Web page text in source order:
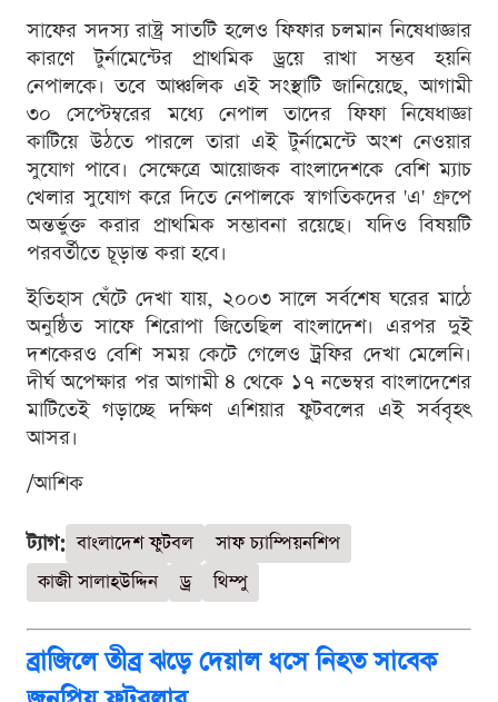
সাফের সদস্য রাষ্ট্র সাতটি হলেও ফিফার চলমান নিষেধাজ্ঞার
কারণে টুর্নামেন্টের প্রাথমিক ড্রয়ে রাখা সম্ভব হয়নি
নেপালকে। তবে আঞ্চলিক এই সংস্থাটি জানিয়েছে, আগামী
৩০ সেপ্টেম্বরের মধ্যে নেপাল তাদের ফিফা নিষেধাজ্ঞা
কাটিয়ে উঠতে পারলে তারা এই টুর্নামেন্টে অংশ নেওয়ার
সুযোগ পাবে। সেক্ষেত্রে আয়োজক বাংলাদেশকে বেশি ম্যাচ
খেলার সুযোগ করে দিতে নেপালকে স্বাগতিকদের 'এ' গ্রুপে
অন্তর্ভুক্ত করার প্রাথমিক সম্ভাবনা রয়েছে। যদিও বিষয়টি
পরবর্তীতে চূড়ান্ত করা হবে।
ইতিহাস ঘেঁটে দেখা যায়, ২০০৩ সালে সর্বশেষ ঘরের মাঠে
অনুষ্ঠিত সাফে শিরোপা জিতেছিল বাংলাদেশ। এরপর দুই
দশকেরও বেশি সময় কেটে গেলেও ট্রফির দেখা মেলেনি।
দীর্ঘ অপেক্ষার পর আগামী ৪ থেকে ১৭ নভেম্বর বাংলাদেশের
মাটিতেই গড়াচ্ছে দক্ষিণ এশিয়ার ফুটবলের এই সর্ববৃহৎ
আসর।
/আশিক
ট্যাগ: বাংলাদেশ ফুটবল
সাফ চ্যাম্পিয়নশিপ
কাজী সালাহউদ্দিন
ড্র থিম্পু
ব্রাজিলে তীব্র ঝড়ে দেয়াল ধসে নিহত সাবেক